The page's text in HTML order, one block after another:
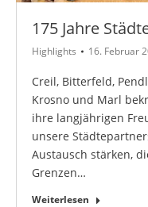
175 Jahre
Highlights 16. Februar
Creil, Bitterfeld,
Krosno und Marl
ihre langjährigen
unsere
Austausch stärken,
Grenzen…
Weiterlesen